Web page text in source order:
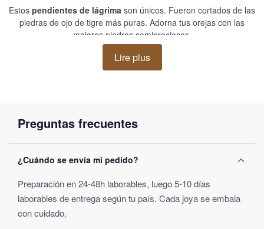
Estos pendientes de lágrima son únicos. Fueron cortados de las
piedras de ojo de tigre más puras. Adorna tus orejas con las
mejores piedras semipreciosas.
El ojo de tigre es una piedra protectora y curativa muy útil en
litoterapia. Aporta beneficios como calmar, aliviar el sistema
Pendientes para más estilo
Los pendientes en forma de gota se pueden usar con todos los
estilos de ropa, ya sean simples o elegantes y sofisticados. Los
imagen.
Lire plus
Preguntas frecuentes
¿Cuándo se envía mi pedido?
Preparación en 24-48h laborables, luego 5-10 días
laborables de entrega según tu país. Cada joya se embala
con cuidado.